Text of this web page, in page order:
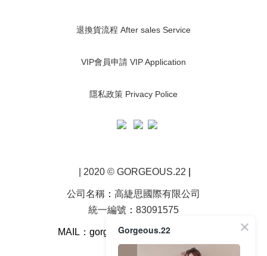
退換貨流程 After sales Service
VIP會員申請 VIP Application
隱私政策 Privacy Police
| 2020 © GORGEOUS.22
公司名稱 ： 高緁思國際有限公司
統一編號 ： 83091575
MAIL：gorgeous22923@gmail.com
Gorgeous.22